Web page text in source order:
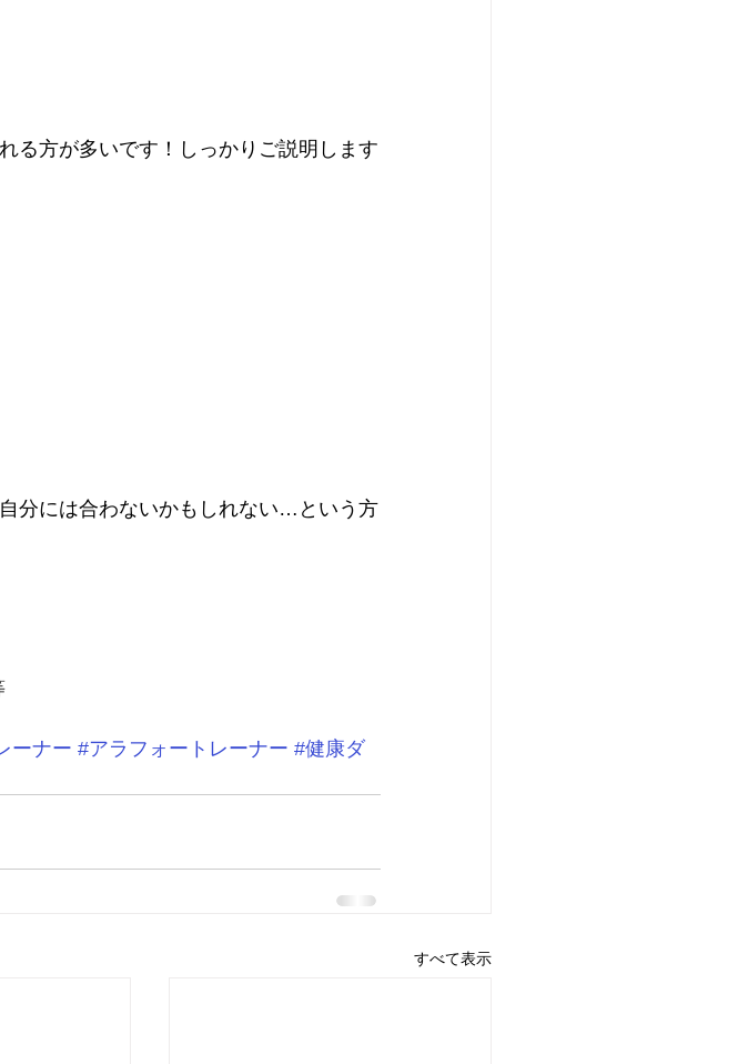
る方が多いです！しっかりご説明します
分には合わないかもしれない…という方
ーナー #アラフォートレーナー #健康ダ
すべて表示